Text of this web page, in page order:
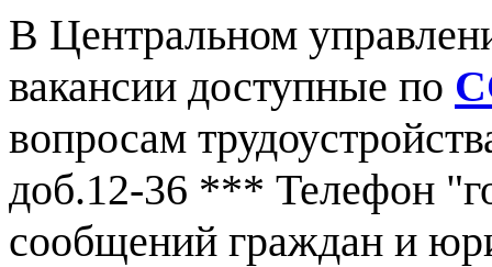
В Центральном
вакансии доступные по
вопросам
доб.12-36 *** Телефон
сообщений граждан и